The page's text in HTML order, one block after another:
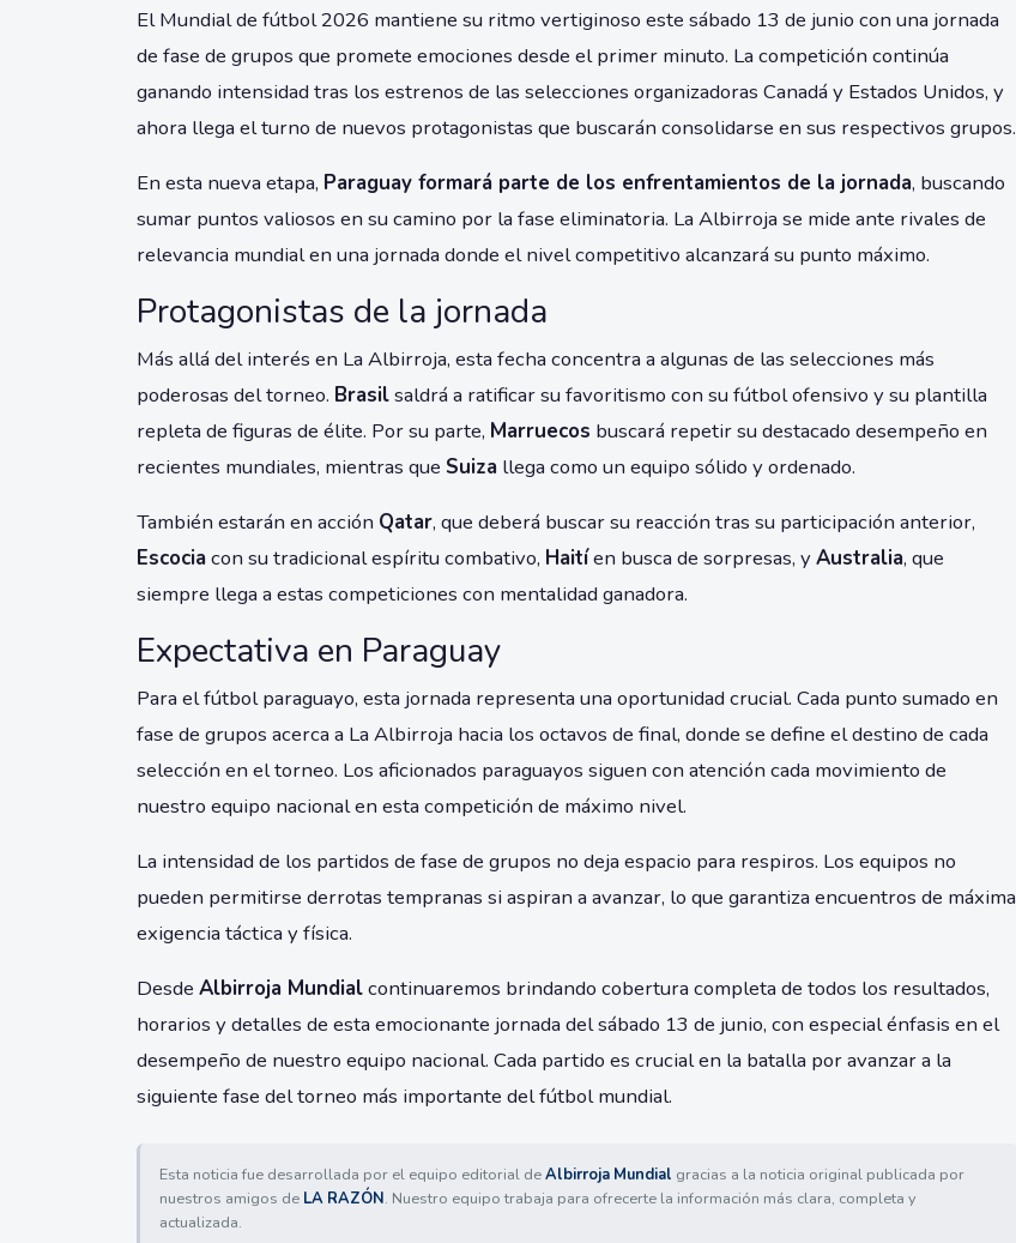
El Mundial de fútbol 2026 mantiene su ritmo vertiginoso este sábado 13 de junio con una jornada
de fase de grupos que promete emociones desde el primer minuto. La competición continúa
ganando intensidad tras los estrenos de las selecciones organizadoras Canadá y Estados Unidos, y
ahora llega el turno de nuevos protagonistas que buscarán consolidarse en sus respectivos grupos.
En esta nueva etapa, Paraguay formará parte de los enfrentamientos de la jornada, buscando
sumar puntos valiosos en su camino por la fase eliminatoria. La Albirroja se mide ante rivales de
relevancia mundial en una jornada donde el nivel competitivo alcanzará su punto máximo.
Protagonistas de la jornada
Más allá del interés en La Albirroja, esta fecha concentra a algunas de las selecciones más
poderosas del torneo. Brasilsaldrá a ratificar su favoritismo con su fútbol ofensivo y su plantilla
repleta de figuras de élite. Por su parte, Marruecos buscará repetir su destacado desempeño en
recientes mundiales, mientras que Suiza llega como un equipo sólido y ordenado.
También estarán en acción Qatar, que deberá buscar su reacción tras su participación anterior,
Escociacon su tradicional espíritu combativo, Haitíen busca de sorpresas, yAustralia, que
siempre llega a estas competiciones con mentalidad ganadora.
Expectativa en Paraguay
Para el fútbol paraguayo, esta jornada representa una oportunidad crucial. Cada punto sumado en
fase de grupos acerca a La Albirroja hacia los octavos de final, donde se define el destino de cada
selección en el torneo. Los aficionados paraguayos siguen con atención cada movimiento de
nuestro equipo nacional en esta competición de máximo nivel.
La intensidad de los partidos de fase de grupos no deja espacio para respiros. Los equipos no
pueden permitirse derrotas tempranas si aspiran a avanzar, lo que garantiza encuentros de máxima
exigencia táctica y física.
Desde Albirroja Mundialcontinuaremos brindando cobertura completa de todos los resultados,
horarios y detalles de esta emocionante jornada del sábado 13 de junio, con especial énfasis en el
desempeño de nuestro equipo nacional. Cada partido es crucial en la batalla por avanzar a la
siguiente fase del torneo más importante del fútbol mundial.
Esta noticia fue desarrollada por el equipo editorial deAlbirroja Mundial gracias a la noticia original publicada por
nuestros amigos de LA RAZÓN. Nuestro equipo trabaja para ofrecerte la información más clara, completa y
actualizada.